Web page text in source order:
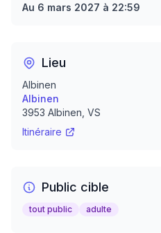
Au 6 mars 2027 à 22:59
Lieu
Albinen
Albinen
3953 Albinen , VS
Itinéraire
Public cible
tout public adulte